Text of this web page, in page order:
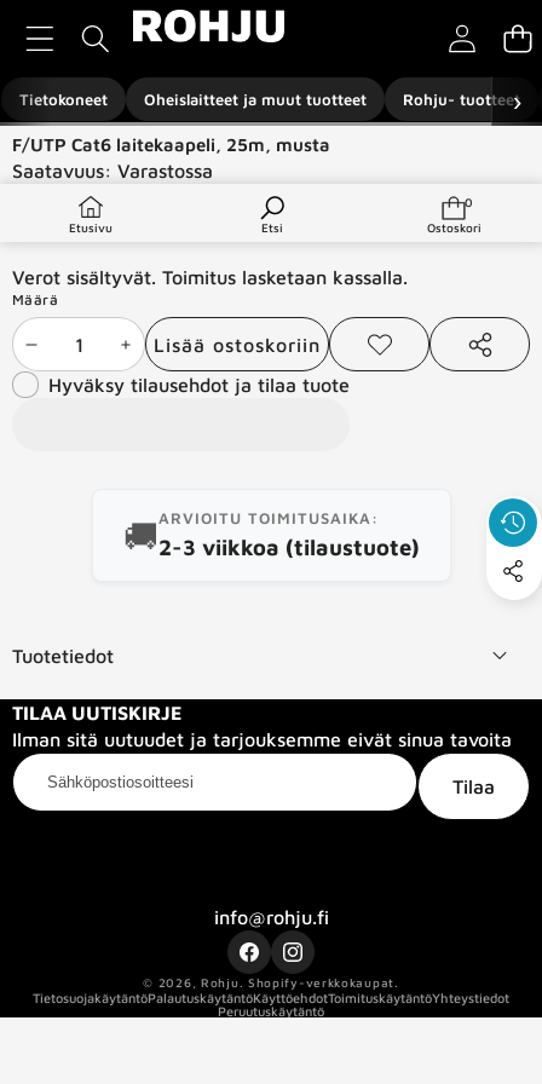
Tietokoneet Oheislaitteet ja muut tuotteet Rohju- tuotteet
›
Etusivu Etsi
0
0
Ostoskori
Siirry tuotetietoihin
F/UTP Cat6 laitekaapeli, 25m, musta
Saatavuus: Varastossa
Tuotetyyppi:
€22,99
Verot sisältyvät. Toimitus lasketaan kassalla.
Määrä
Vähennä
määrää
Lisää
määrää
Lisää ostoskoriin
Lisää
toivelistaan
Jaa
Hyväksy tilausehdot ja tilaa tuote
🚚ARVIOITU TOIMITUSAIKA:
2-3 viikkoa (tilaustuote)
Tuotetiedot
Kaapelin pituus 25
TILAA UUTISKIRJE
Ilman sitä uutuudet ja tarjouksemme eivät sinua tavoita
Sähköpostiosoitteesi
Tilaa
info@rohju.fi
FacebookInstagram
© 2026, Rohju Shopify-verkkokaupat.
TietosuojakäytäntöPalautuskäytäntöKäyttöehdotToimituskäytäntöYhteystiedot
Peruutuskäytäntö